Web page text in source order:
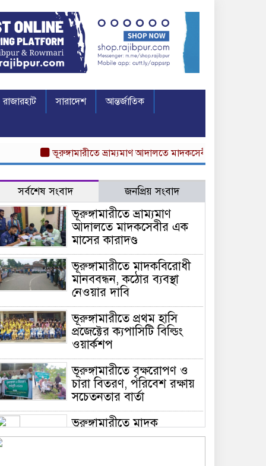
রাজারহাট সারাদেশ
আন্তর্জাতিক
ভূরুঙ্গামারীতে ভ্রাম্যমাণ আদালতে মাদকসেবীর এক মাসের কারাদণ্ড
সর্বশেষ সংবাদ জনপ্রিয় সংবাদ
ভূরুঙ্গামারীতে ভ্রাম্যমাণ
আদালতে মাদকসেবীর এক
মাসের কারাদণ্ড
ভূরুঙ্গামারীতে মাদকবিরোধী
মানববন্ধন, কঠোর ব্যবস্থা
নেওয়ার দাবি
ভূরুঙ্গামারীতে প্রথম হাসি
প্রজেক্টের ক্যপাসিটি বিল্ডিং
ওয়ার্কশপ
ভূরুঙ্গামারীতে বৃক্ষরোপণ ও
চারা বিতরণ, পরিবেশ রক্ষায়
সচেতনতার বার্তা
ভূরুঙ্গামারীতে মাদক
প্রতিরোধে মানববন্ধন